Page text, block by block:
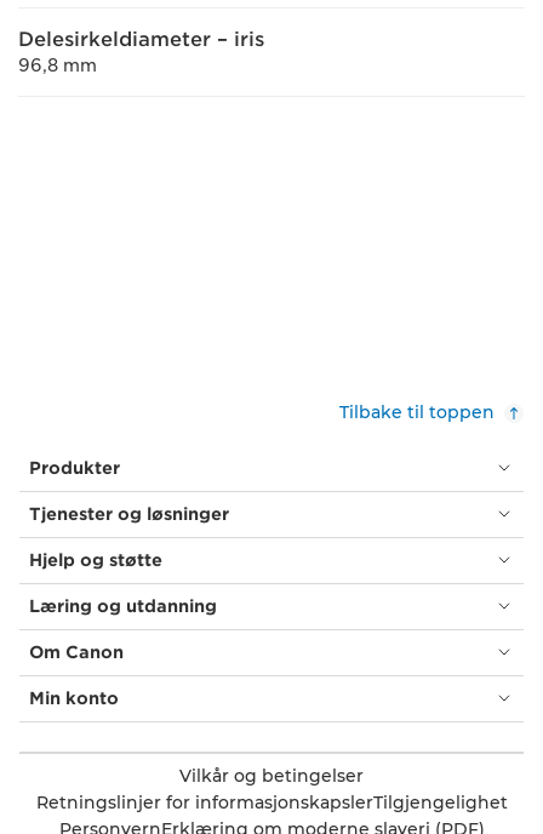
Delesirkeldiameter – iris
96,8 mm
Tilbake til toppen
Produkter
Tjenester og løsninger
Hjelp og støtte
Læring og utdanning
Om Canon
Min konto
Vilkår og betingelser
Retningslinjer for informasjonskapslerTilgjengelighet
PersonvernErklæring om moderne slaveri (PDF)